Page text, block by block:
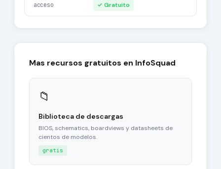
acceso ✓ Gratuito
Mas recursos gratuitos en InfoSquad
📁
Biblioteca de descargas
BIOS, schematics, boardviews y datasheets de
cientos de modelos.
gratis